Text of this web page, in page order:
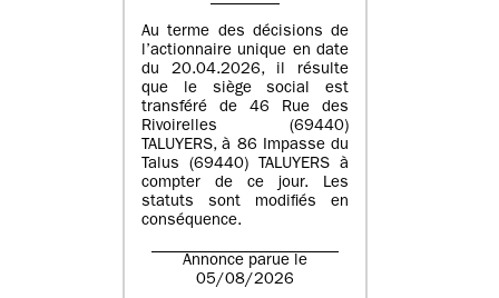
Au terme des décisions de
l’actionnaire unique en date
du 20.04.2026, il résulte
que le siège social est
transféré de 46 Rue des
Rivoirelles (69440)
TALUYERS, à 86 Impasse du
Talus (69440) TALUYERS à
compter de ce jour. Les
statuts sont modifiés en
conséquence.
Annonce parue le
05/08/2026